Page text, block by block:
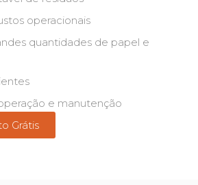
operacionais
quantidades de papel e
e manutenção
Grátis